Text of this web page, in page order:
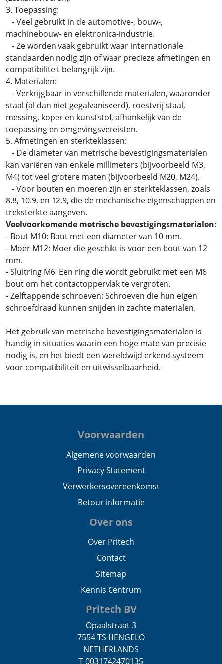
3. Toepassing:
- Veel gebruikt in de automotive-, bouw-,
machinebouw- en elektronica-industrie.
- Ze worden vaak gebruikt waar internationale
standaarden nodig zijn of waar precieze afmetingen en
compatibiliteit belangrijk zijn.
4. Materialen:
- Verkrijgbaar in verschillende materialen, waaronder
staal (al dan niet gegalvaniseerd), roestvrij staal,
messing, koper en kunststof, afhankelijk van de
toepassing en omgevingsvereisten.
5. Afmetingen en sterkteklassen:
- De diameter van metrische bevestigingsmaterialen
kan variëren van enkele millimeters (bijvoorbeeld M3,
M4) tot veel grotere maten (bijvoorbeeld M20, M24).
- Voor bouten en moeren zijn er sterkteklassen, zoals
8.8, 10.9, en 12.9, die de mechanische eigenschappen en
treksterkte aangeven.
Veelvoorkomende metrische bevestigingsmaterialen:
- Bout M10: Bout met een diameter van 10 mm.
- Moer M12: Moer die geschikt is voor een bout van 12
mm.
- Sluitring M6: Een ring die wordt gebruikt met een M6
bout om het contactoppervlak te vergroten.
- Zelftappende schroeven: Schroeven die hun eigen
schroefdraad kunnen snijden in zachte materialen.
Het gebruik van metrische bevestigingsmaterialen is
handig in situaties waarin een hoge mate van precisie
nodig is, en het biedt een wereldwijd erkend systeem
voor compatibiliteit en uitwisselbaarheid.
Voorwaarden
Algemene voorwaarden
Privacy Statement
Verwerkersovereenkomst
Retour informatie
Over ons
Over Pritech
Contact
Sitemap
Kennis Centrum
Pritech BV
Opaalstraat 3
7554 TS HENGELO
NETHERLANDS
T 0031742470135